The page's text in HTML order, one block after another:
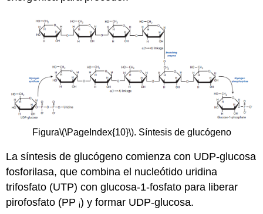
Figura\(\PageIndex{10}\). Síntesis de glucógeno
La síntesis de glucógeno comienza con UDP-glucosa
fosforilasa, que combina el nucleótido uridina
trifosfato (UTP) con glucosa-1-fosfato para liberar
pirofosfato (PPi) y formar UDP-glucosa.